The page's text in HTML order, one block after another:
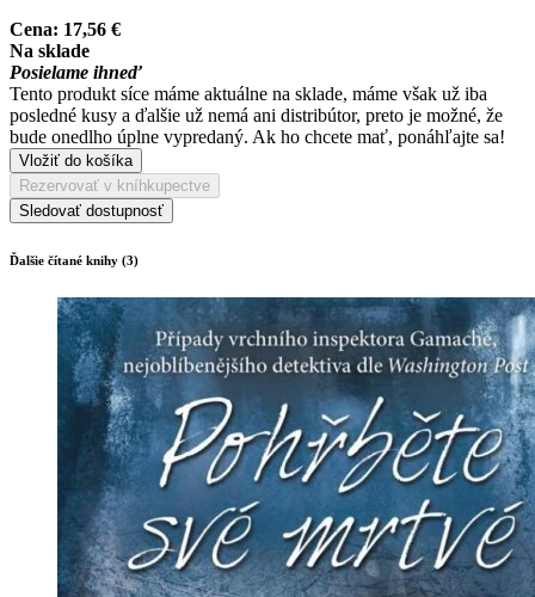
Cena: 17,56 €
Na sklade
Posielame ihneď
Tento produkt síce máme aktuálne na sklade, máme však už iba
posledné kusy a ďalšie už nemá ani distribútor, preto je možné, že
bude onedlho úplne vypredaný. Ak ho chcete mať, ponáhľajte sa!
Vložiť do košíka
Rezervovať v kníhkupectve
Sledovať dostupnosť
Ďalšie čítané knihy (3)